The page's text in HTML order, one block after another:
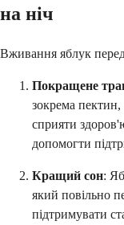
на ніч
Вживання яблук
Покращене
зокрема
сприяти
допомогти
Кращий сон:
який повільно
підтримувати